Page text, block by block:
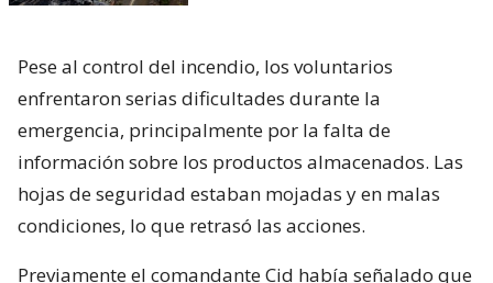
Pese al control del incendio, los voluntarios
enfrentaron serias dificultades durante la
emergencia, principalmente por la falta de
información sobre los productos almacenados. Las
hojas de seguridad estaban mojadas y en malas
condiciones, lo que retrasó las acciones.
Previamente el comandante Cid había señalado que